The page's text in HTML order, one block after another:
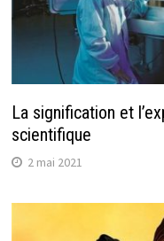
La signification et
scientifique
2 mai 2021